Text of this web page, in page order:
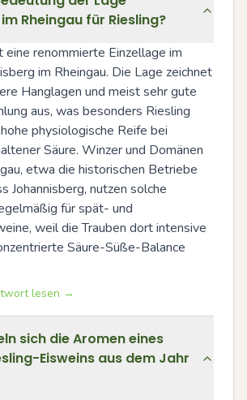
Rheingau für Riesling?
eine renommierte Einzellage im
im Rheingau. Die Lage zeichnet
Hanglagen und meist sehr gute
aus, was besonders Riesling
physiologische Reife bei
Säure. Winzer und Domänen
etwa die historischen Betriebe
Johannisberg, nutzen solche
für spät- und
weil die Trauben dort intensive
Säure-Süße-Balance
lesen →
sich die Aromen eines
Eisweins aus dem Jahr